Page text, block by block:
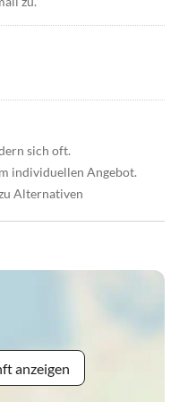
sich oft.
individuellen Angebot.
Alternativen
anzeigen